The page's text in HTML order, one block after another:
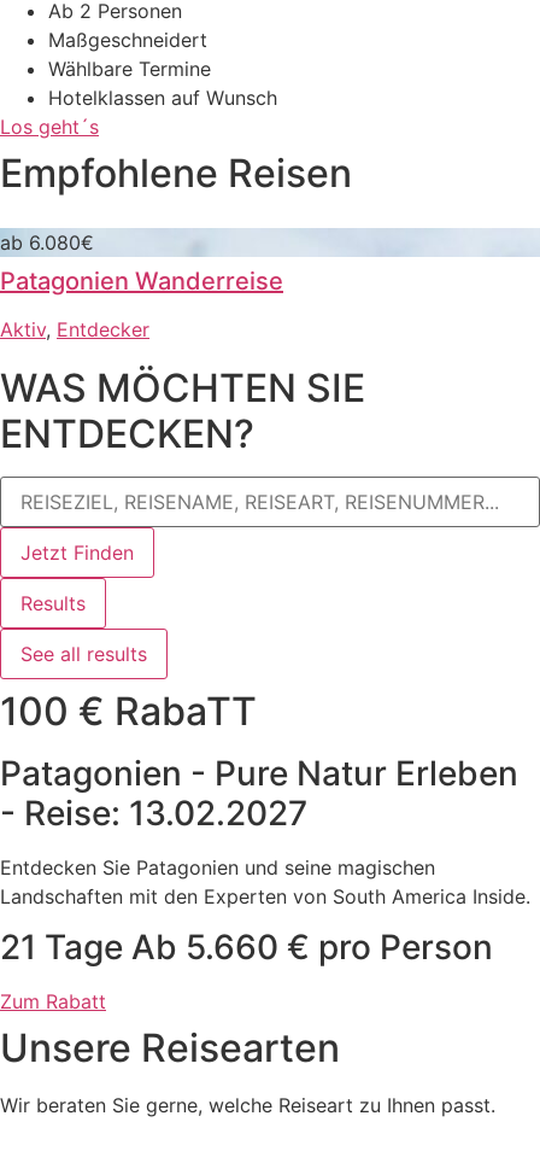
Ab 2 Personen
Maßgeschneidert
Wählbare Termine
Hotelklassen auf Wunsch
Los geht´s
Empfohlene Reisen
ab 6.080€
Patagonien Wanderreise
Aktiv, Entdecker
WAS MÖCHTEN SIE
ENTDECKEN?
Jetzt Finden
Results
See all results
100 € RabaTT
Patagonien - Pure Natur Erleben
- Reise: 13.02.2027
Entdecken Sie Patagonien und seine magischen
Landschaften mit den Experten von South America Inside.
21 Tage Ab 5.660 € pro Person
Zum Rabatt
Unsere Reisearten
Wir beraten Sie gerne, welche Reiseart zu Ihnen passt.